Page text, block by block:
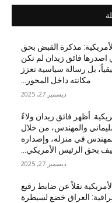
مذكرة القبض بحق
اصدرها فائق زيدان لم تكن
بل رسالة سياسية تعزز
مكانته داخل المحور...
ديسمبر 27, 2025
أظهر فائق زيدان ولاءً
والمهندس، من خلال
في منزله، وإصداره
بحق الرئيس الأمريكي...
ديسمبر 27, 2025
نقلاً عن ضابط رفيع
العراق خضع لسيطرة